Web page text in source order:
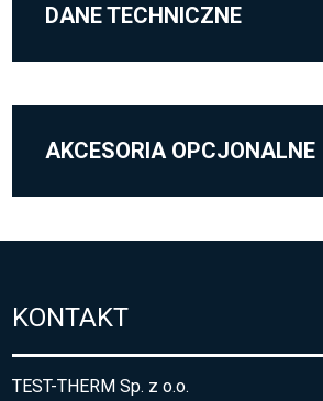
DANE TECHNICZNE
AKCESORIA OPCJONALNE
KONTAKT
TEST-THERM Sp. z o.o.